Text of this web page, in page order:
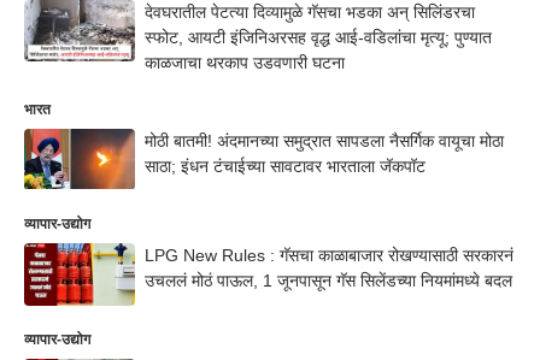
देवघरातील पेटत्या दिव्यामुळे गॅसचा भडका अन् सिलिंडरचा
स्फोट, आयटी इंजिनिअरसह वृद्ध आई-वडिलांचा मृत्यू; पुण्यात
काळजाचा थरकाप उडवणारी घटना
भारत
मोठी बातमी! अंदमानच्या समुद्रात सापडला नैसर्गिक वायूचा मोठा
साठा; इंधन टंचाईच्या सावटावर भारताला जॅकपॉट
व्यापार-उद्योग
LPG New Rules : गॅसचा काळाबाजार रोखण्यासाठी सरकारनं
उचललं मोठं पाऊल, 1 जूनपासून गॅस सिलेंडच्या नियमांमध्ये बदल
व्यापार-उद्योग